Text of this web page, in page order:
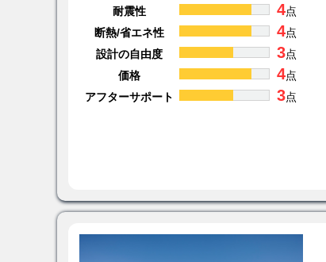
耐震性 4点
断熱/省エネ性
4点
設計の自由度
3点
価格
4点
アフターサポート
3点